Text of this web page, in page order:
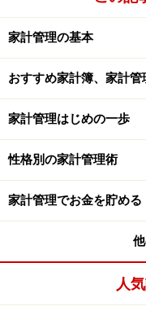
スポーツジムに申し
に通う時間」がある
スポーツジムと仕事
にシフトするので問
反対に「時間やお金
ある」と思っている
生活が続いていたと
ーツジムに通う」と
だすことができまし
は健康や女性らしい
ルにしたい」とい
で、ブレることはな
家計管理の基本
おすすめ家計簿、家計
家計管理はじめの一歩
性格別の家計管理術
家計管理でお金を貯める
人